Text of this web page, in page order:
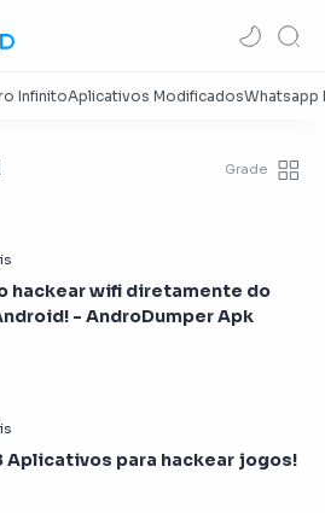
hackear wifi diretamente do
- AndroDumper Apk
Aplicativos para hackear jogos!